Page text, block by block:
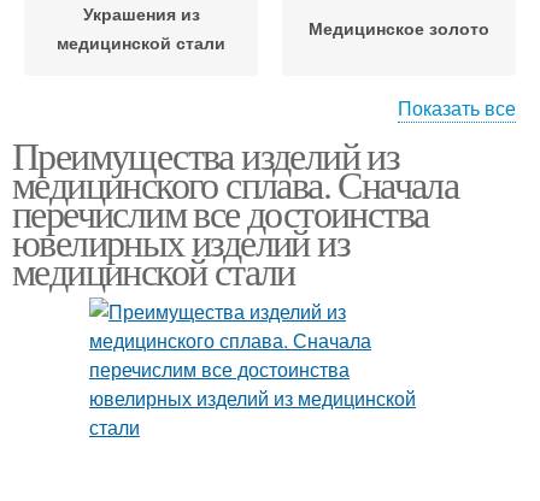
Украшения из
медицинской стали
Медицинское золото
Медицинская сталь Медицинский сплав
Показать все
Преимущества изделий из
медицинского сплава. Сначала
перечислим все достоинства
ювелирных изделий из
медицинской стали